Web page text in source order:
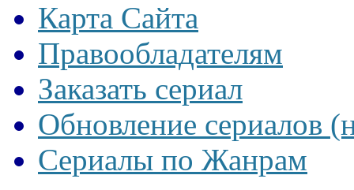
Карта Сайта
Правообладателям
Заказать сериал
Обновление сериалов
Сериалы по Жанрам